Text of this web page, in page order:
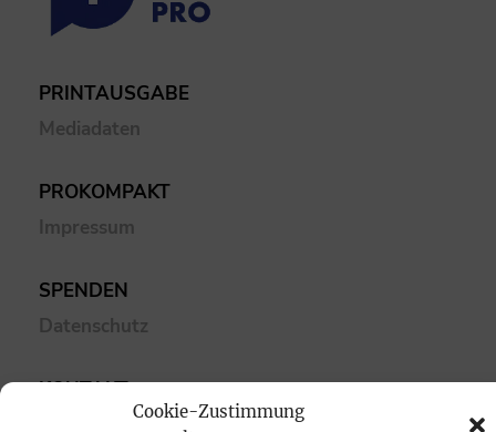
Cookie-Zustimmung
PRINTAUSGABE
Mediadaten
PROKOMPAKT
Impressum
SPENDEN
Datenschutz
KONTAKT
Cookie-Richtlinie